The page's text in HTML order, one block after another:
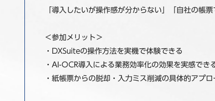
「導入したいが操作感が分からない」「自社の帳
＜参加メリット＞
・DXSuiteの操作方法を実機で体験できる
・AI-OCR導入による業務効率化の効果を実感でき
・紙帳票からの脱却・入力ミス削減の具体的アプロ